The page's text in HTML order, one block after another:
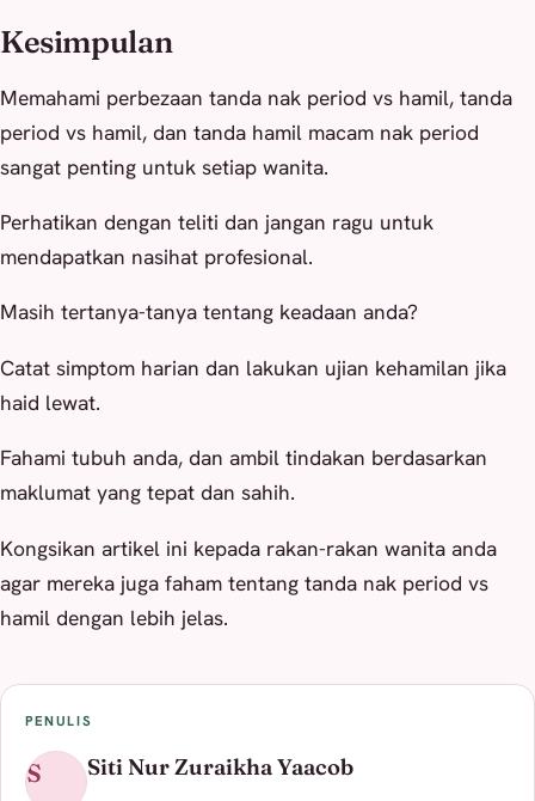
Kesimpulan
Memahami perbezaan tanda nak period vs hamil, tanda
period vs hamil, dan tanda hamil macam nak period
sangat penting untuk setiap wanita.
Perhatikan dengan teliti dan jangan ragu untuk
mendapatkan nasihat profesional.
Masih tertanya-tanya tentang keadaan anda?
Catat simptom harian dan lakukan ujian kehamilan jika
haid lewat.
Fahami tubuh anda, dan ambil tindakan berdasarkan
maklumat yang tepat dan sahih.
Kongsikan artikel ini kepada rakan-rakan wanita anda
agar mereka juga faham tentang tanda nak period vs
hamil dengan lebih jelas.
PENULIS
S Siti Nur Zuraikha Yaacob